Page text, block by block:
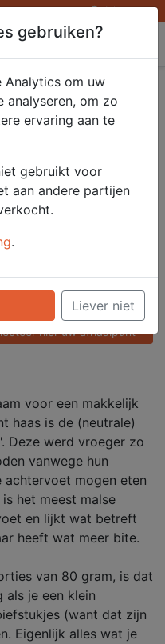
Inloggen
gr.
Voor onze prijzen moet u
ingelogd zijn.
hier uw afhaalpunt
voor een makkelijk
haas is de (neutrale)
Deze werd vroeger zo
vanwege hun
achtervoet mogen eten
het meest malse
en lijkt wat betreft
heeft wat meer bite.
van 80 gram, is dat
als je een klein
(want dat zijn
Eigenlijk alles wat je
gebruiken?
Analytics om uw
analyseren, om zo
ervaring aan te
gebruikt voor
aan andere partijen
.
Liever niet